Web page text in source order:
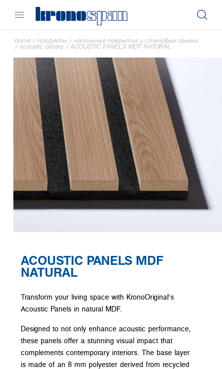
home / продукты / напольные покрытия и стеновые панели
/ acoustic panels /ACOUSTIC PANELS MDF NATURAL
ACOUSTIC PANELS MDF
NATURAL
Transform your living space with KronoOriginal’s
Acoustic Panels in natural MDF.
Designed to not only enhance acoustic performance,
these panels offer a stunning visual impact that
complements contemporary interiors. The base layer
is made of an 8 mm polyester derived from recycled